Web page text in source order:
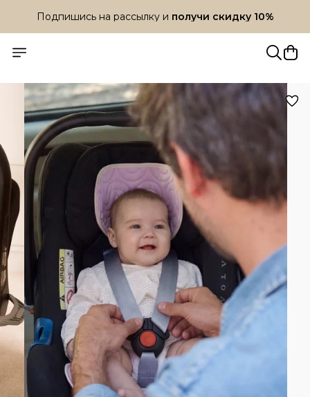
Подпишись на рассылку и получи скидку 10%
получи скидку 10%